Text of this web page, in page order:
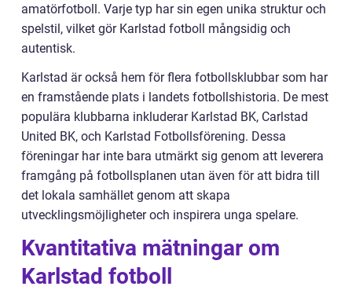
amatörfotboll. Varje typ har sin egen unika struktur och
spelstil, vilket gör Karlstad fotboll mångsidig och
autentisk.
Karlstad är också hem för flera fotbollsklubbar som har
en framstående plats i landets fotbollshistoria. De mest
populära klubbarna inkluderar Karlstad BK, Carlstad
United BK, och Karlstad Fotbollsförening. Dessa
föreningar har inte bara utmärkt sig genom att leverera
framgång på fotbollsplanen utan även för att bidra till
det lokala samhället genom att skapa
utvecklingsmöjligheter och inspirera unga spelare.
Kvantitativa mätningar om
Karlstad fotboll